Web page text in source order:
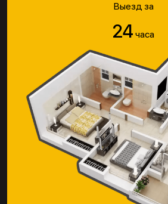
Выезд за
24 часа